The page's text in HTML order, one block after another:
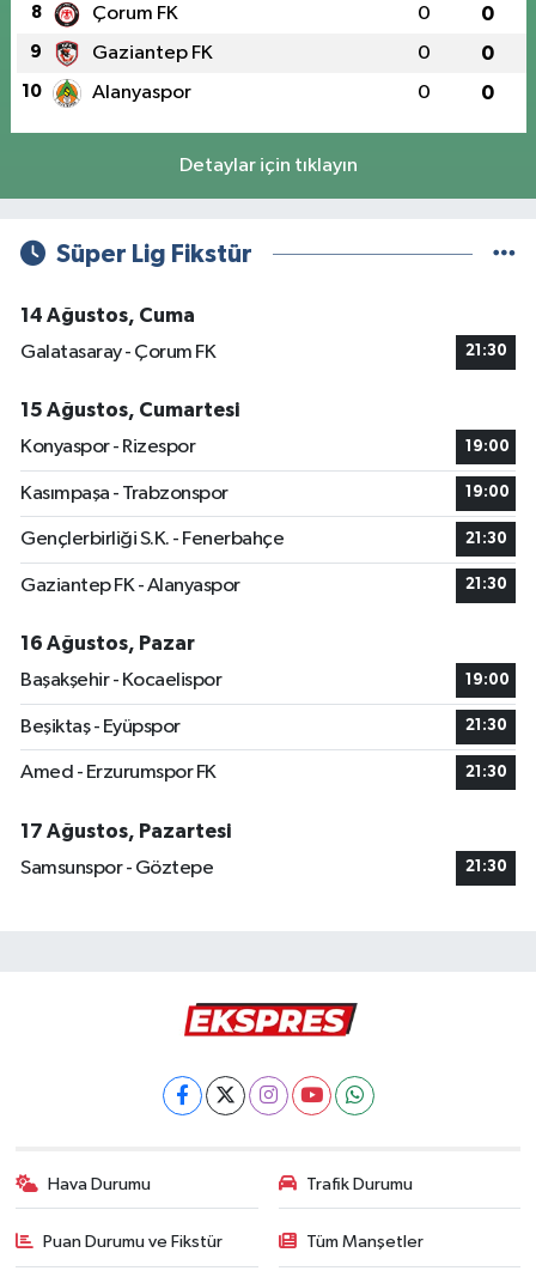
8 Çorum FK 0 0
9 Gaziantep FK 0 0
10 Alanyaspor 0 0
Detaylar için tıklayın
Süper Lig Fikstür
14 Ağustos, Cuma
Galatasaray - Çorum FK
21:30
15 Ağustos, Cumartesi
Konyaspor - Rizespor
19:00
Kasımpaşa - Trabzonspor 19:00
Gençlerbirliği S.K. - Fenerbahçe 21:30
Gaziantep FK - Alanyaspor 21:30
16 Ağustos, Pazar
Başakşehir - Kocaelispor
19:00
Beşiktaş - Eyüpspor 21:30
Amed - Erzurumspor FK 21:30
17 Ağustos, Pazartesi
Samsunspor - Göztepe
21:30
Hava Durumu Trafik Durumu
Puan Durumu ve Fikstür Tüm Manşetler